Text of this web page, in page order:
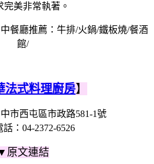
完美非常執著。
法式料理廚房】
市西屯區市政路581-1號
話：04-2372-6526
原文連結